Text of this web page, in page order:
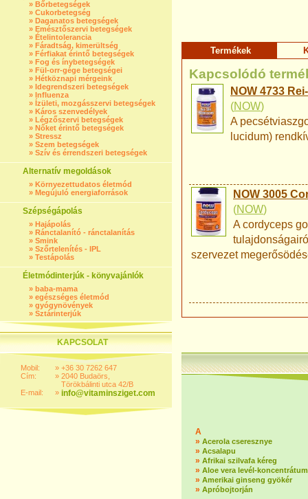
» Bőrbetegségek
» Cukorbetegség
» Daganatos betegségek
» Emésztőszervi betegségek
» Ételintolerancia
» Fáradtság, kimerültség
» Férfiakat érintő betegségek
» Fog és ínybetegségek
» Fül-orr-gége betegségei
» Hétköznapi mérgeink
» Idegrendszeri betegségek
» Influenza
» Ízületi, mozgásszervi betegségek
» Káros szenvedélyek
» Légzőszervi betegségek
» Nőket érintő betegségek
» Stressz
» Szem betegségek
» Szív és érrendszeri betegségek
Alternatív megoldások
» Környezettudatos életmód
» Megújuló energiaforrások
Szépségápolás
» Hajápolás
» Ránctalanító - ránctalanítás
» Smink
» Szőrtelenítés - IPL
» Testápolás
Életmódinterjúk - könyvajánlók
» baba-mama
» egészséges életmód
» gyógynövények
» Sztárinterjúk
KAPCSOLAT
Mobil:
Cím:
E-mail:
»
»
»
+36 30 7262 647
2040 Budaörs,
Törökbálinti utca 42/B
info@vitaminsziget.com
Termékek
Kapcsolódó
NOW 4733
(NOW)
A
lucidum)
NOW 3005
(NOW)
A cordyceps
szervezet
A
» Acerola cseresznye
» Acsalapu
» Afrikai szilvafa kéreg
» Aloe vera levél-koncentrátum
» Amerikai ginseng gyökér
» Apróbojtorján